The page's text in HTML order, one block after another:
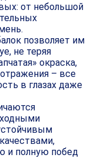
от небольшой
позволяет им
не теряя
окраска,
– все
в глазах даже
и полную побед